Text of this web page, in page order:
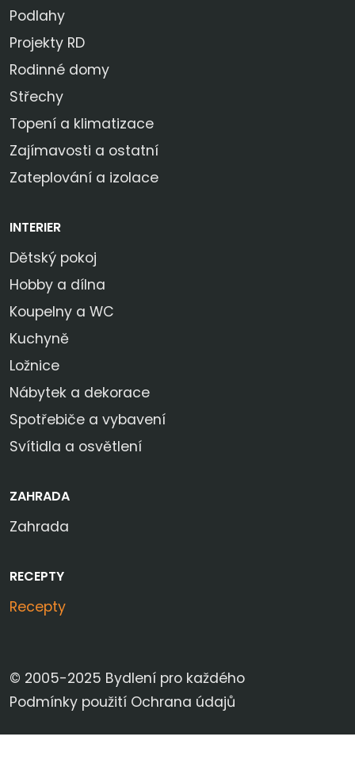
Podlahy
Projekty RD
Rodinné domy
Střechy
Topení a klimatizace
Zajímavosti a ostatní
Zateplování a izolace
INTERIER
Dětský pokoj
Hobby a dílna
Koupelny a WC
Kuchyně
Ložnice
Nábytek a dekorace
Spotřebiče a vybavení
Svítidla a osvětlení
ZAHRADA
Zahrada
RECEPTY
Recepty
© 2005-2025 Bydlení pro každého
Podmínky použití Ochrana údajů